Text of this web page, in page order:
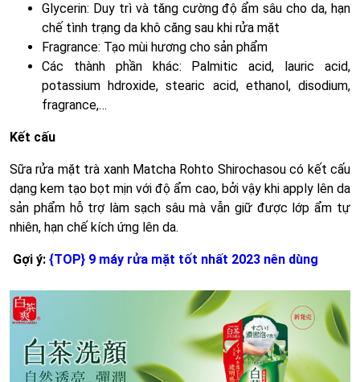
Glycerin: Duy trì và tăng cường độ ẩm sâu cho da, hạn
chế tình trạng da khô căng sau khi rửa mặt
Fragrance: Tạo mùi hương cho sản phẩm
Các thành phần khác: Palmitic acid, lauric acid,
potassium hdroxide, stearic acid, ethanol, disodium,
fragrance,…
Kết cấu
Sữa rửa mặt trà xanh Matcha Rohto Shirochasou có kết cấu
dạng kem tạo bọt mịn với độ ẩm cao, bởi vậy khi apply lên da
sản phẩm hỗ trợ làm sạch sâu mà vẫn giữ được lớp ẩm tự
nhiên, hạn chế kích ứng lên da.
Gợi ý: {TOP} 9 máy rửa mặt tốt nhất 2023 nên dùng